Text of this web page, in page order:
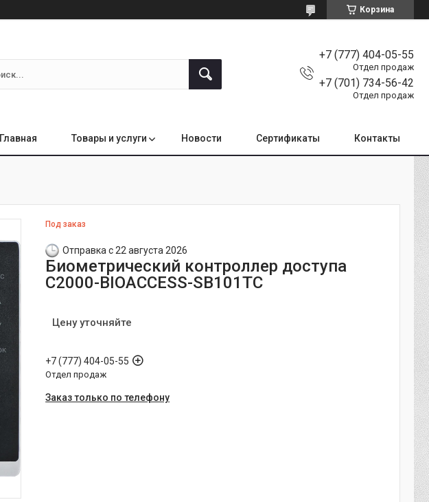
Корзина
+7 (777) 404-05-55
Отдел продаж
+7 (701) 734-56-42
Отдел продаж
Главная Товары и услуги Новости Сертификаты Контакты
Под заказ
Отправка с 22 августа 2026
Биометрический контроллер доступа
С2000-BIOACCESS-SB101TC
Цену уточняйте
+7 (777) 404-05-55
Отдел продаж
Заказ только по телефону